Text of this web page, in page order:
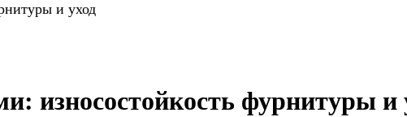
и уход
износостойкость фурнитуры и